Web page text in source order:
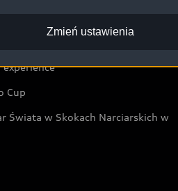
Sztuki Nowoczesnej w Warszawie
Cup
Świata w Skokach Narciarskich w
Zmień ustawienia